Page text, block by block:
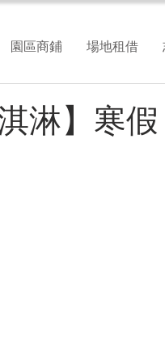
園區商鋪 場地租借
淋】寒假